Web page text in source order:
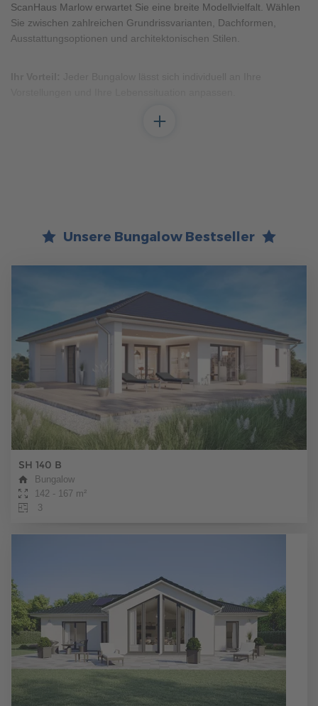
Brauchen Sie Hilfe?
038221 4000
ScanHaus Marlow erwartet Sie eine breite Modellvielfalt. Wählen
Sie zwischen zahlreichen Grundrissvarianten, Dachformen,
Ausstattungsoptionen und architektonischen Stilen.
Der Winkelbungalow überzeugt mit seiner charakteristischen
L-Form, die geschützte Außenbereiche schafft – ideal für
einer Ebene. Keine Treppen, kurze Wege und ein barrierefreies
Zuhause, das Ihnen in jeder Lebensphase Komfort und Sicherheit
bietet.
Unsere Bungalow Bestseller
SH 140 B
Bungalow
142 - 167 m²
3